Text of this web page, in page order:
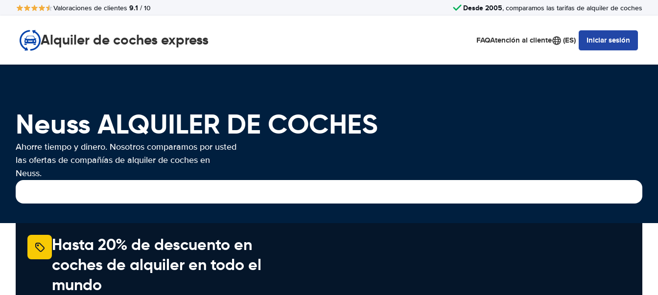
Valoraciones de clientes 9.1 / 10 Desde 2005, comparamos las tarifas de alquiler de coches
Alquiler de coches express FAQAtención al cliente (ES) Iniciar sesión
Neuss ALQUILER DE COCHES
Ahorre tiempo y dinero. Nosotros comparamos por usted
las ofertas de compañías de alquiler de coches en
Neuss.
Hasta 20% de descuento en
coches de alquiler en todo el
mundo